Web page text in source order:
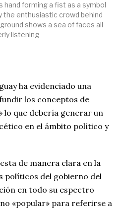
hand forming a fist as a symbol
the enthusiastic crowd behind
shows a sea of faces all
listening
ha evidenciado una
los conceptos de
lo que debería generar un
en el ámbito político y
de manera clara en la
políticos del gobierno del
en todo su espectro
«popular» para referirse a